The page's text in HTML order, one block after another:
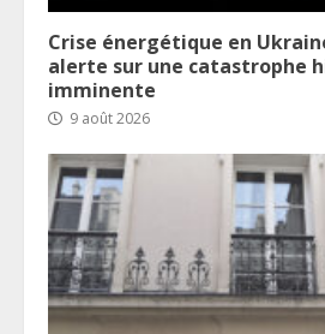
Crise énergétique en
alerte sur une catastrophe
imminente
9 août 2026